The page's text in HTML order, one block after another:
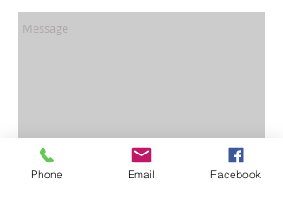
Schecken
Phone Email Facebook